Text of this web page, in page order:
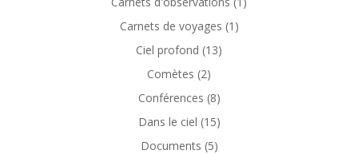
Carnets de voyages (1)
Ciel profond (13)
Comètes (2)
Conférences (8)
Dans le ciel (15)
Documents (5)